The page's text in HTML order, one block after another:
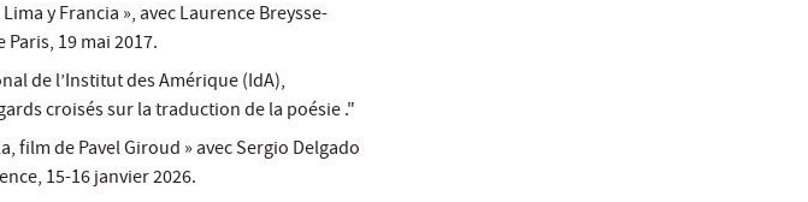
y Francia », avec Laurence Breysse-
19 mai 2017.
de l’Institut des Amérique (IdA),
croisés sur la traduction de la poésie ."
film de Pavel Giroud » avec Sergio Delgado
15-16 janvier 2026.